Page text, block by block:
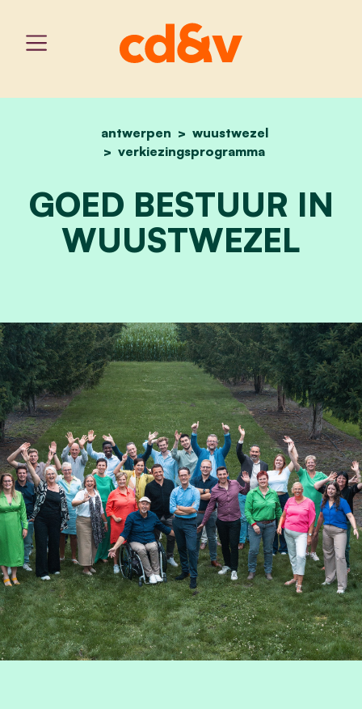
home
antwerpen
wuustwezel
verkiezingsprogramma
goed bestuur in
GOED BESTUUR IN
WUUSTWEZEL